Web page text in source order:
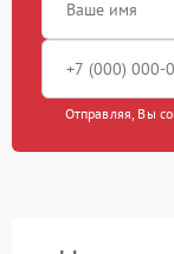
Отправляя, Вы